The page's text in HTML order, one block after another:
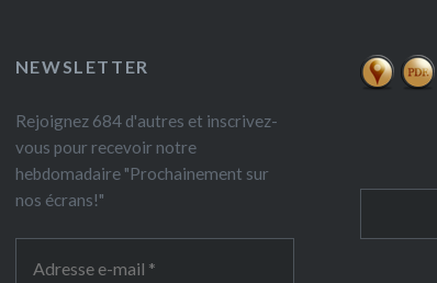
NEWSLETTER
Rejoignez 684 d'autres et inscrivez-
vous pour recevoir notre
hebdomadaire "Prochainement sur
nos écrans!"